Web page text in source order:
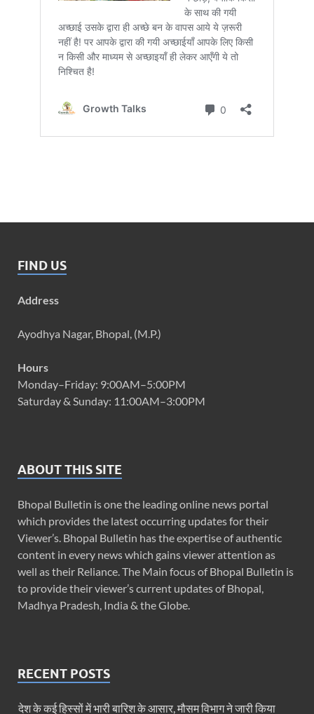
FIND US
Address
Ayodhya Nagar, Bhopal, (M.P.)
Hours
Monday–Friday: 9:00AM–5:00PM
Saturday & Sunday: 11:00AM–3:00PM
ABOUT THIS SITE
Bhopal Bulletin is one the leading online news portal
which provides the latest occurring updates for their
Viewer’s. Bhopal Bulletin has the expertise of authentic
content in every news which gains viewer attention as
well as their Reliance. The Main focus of Bhopal Bulletin is
to provide their viewer’s current updates of Bhopal,
Madhya Pradesh, India & the Globe.
RECENT POSTS
देश के कई हिस्सों में भारी बारिश के आसार, मौसम विभाग ने जारी किया